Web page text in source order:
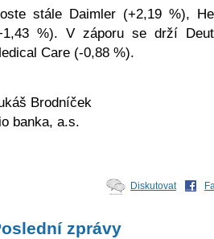
stále Daimler (+2,19 %),
%). V záporu se drží
Care (-0,88 %).
Brodníček
banka, a.s.
Diskutovat
zprávy